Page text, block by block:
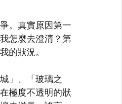
。真實原因第一
怎麼去澄清？第
的狀況。
」、「玻璃之
極度不透明的狀